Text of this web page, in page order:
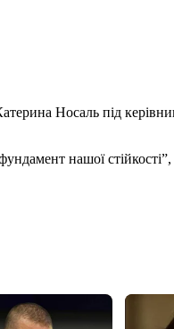
Носаль під
нашої стійкості”,